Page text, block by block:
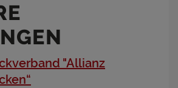
"Allianz